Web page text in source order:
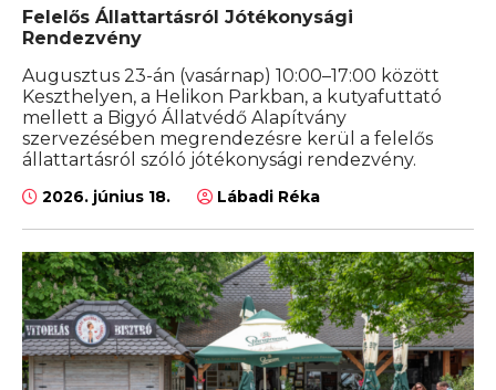
Felelős Állattartásról Jótékonysági
Rendezvény
Augusztus 23-án (vasárnap) 10:00–17:00 között
Keszthelyen, a Helikon Parkban, a kutyafuttató
mellett a Bigyó Állatvédő Alapítvány
szervezésében megrendezésre kerül a felelős
állattartásról szóló jótékonysági rendezvény.
2026. június 18. Lábadi Réka